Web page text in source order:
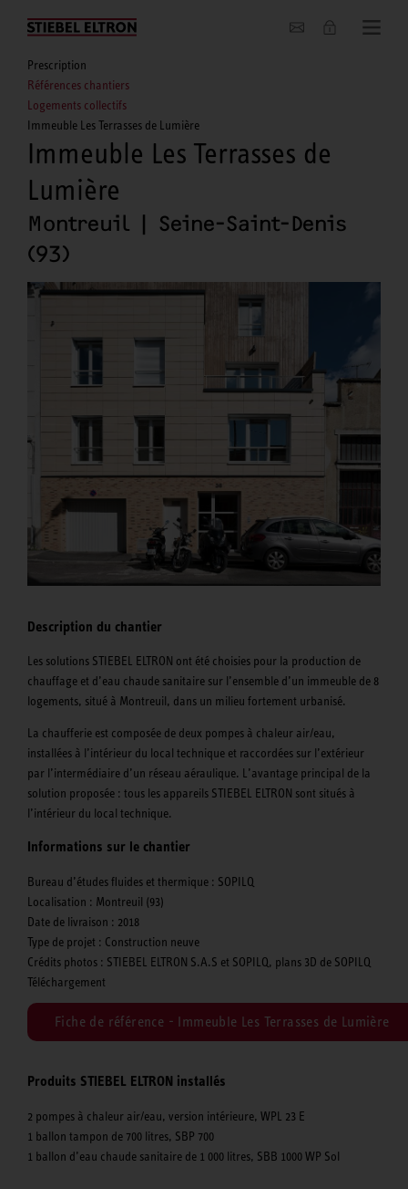
Entreprise
Prescription
Références chantiers
Logements collectifs
Immeuble Les Terrasses de Lumière
Immeuble Les Terrasses de
Lumière
Montreuil | Seine-Saint-Denis
(93)
Description du chantier
Les solutions STIEBEL ELTRON ont été choisies pour la production de
chauffage et d’eau chaude sanitaire sur l’ensemble d’un immeuble de 8
logements, situé à Montreuil, dans un milieu fortement urbanisé.
La chaufferie est composée de deux pompes à chaleur air/eau,
installées à l’intérieur du local technique et raccordées sur l’extérieur
par l’intermédiaire d’un réseau aéraulique. L’avantage principal de la
solution proposée : tous les appareils STIEBEL ELTRON sont situés à
l’intérieur du local technique.
Informations sur le chantier
Bureau d’études fluides et thermique : SOPILQ
Localisation : Montreuil (93)
Date de livraison : 2018
Type de projet : Construction neuve
Crédits photos : STIEBEL ELTRON S.A.S et SOPILQ, plans 3D de SOPILQ
Téléchargement
Fiche de référence - Immeuble Les Terrasses de Lumière
Produits STIEBEL ELTRON installés
2 pompes à chaleur air/eau, version intérieure, WPL 23 E
1 ballon tampon de 700 litres, SBP 700
1 ballon d’eau chaude sanitaire de 1 000 litres, SBB 1000 WP Sol